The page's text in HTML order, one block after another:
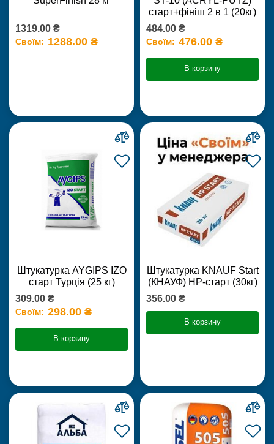
1319.00 ₴
Своїм: 1288.00 ₴
старт+фініш 2 в 1 (20кг)
484.00 ₴
Своїм: 476.00 ₴
В корзину
Штукатурка AYGIPS IZO
старт Турція (25 кг)
309.00 ₴
Своїм: 298.00 ₴
В корзину
Штукатурка KNAUF Start
(КНАУФ) НР-старт (30кг)
356.00 ₴
В корзину